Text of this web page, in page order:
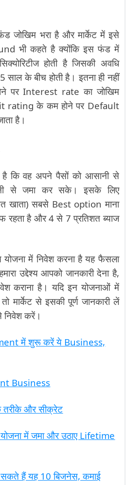
जोखिम भरा है और मार्केट में इसे
भी कहते है क्योंकि इस फंड में
होती है जिसकी अवधि
के बीच होती है। इतना ही नहीं
होने पर Interest rate का जोखिम
rating के कम होने पर Default
है।
है कि वह अपने पैसों को आसानी से
से जमा कर सके। इसके लिए
खाता) सबसे Best option माना
रहता है और 4 से 7 प्रतिशत ब्याज
में निवेश करना है यह फैसला
उद्देश्य आपको जानकारी देना है,
कराना है। यदि इन योजनाओं में
मार्केट से इसकी पूर्ण जानकारी लें
करें।
में शुरू करें ये Business,
Business
तरीके और सीक्रेट
में जमा और उठाए Lifetime
हैं यह 10 बिजनेस, कमाई